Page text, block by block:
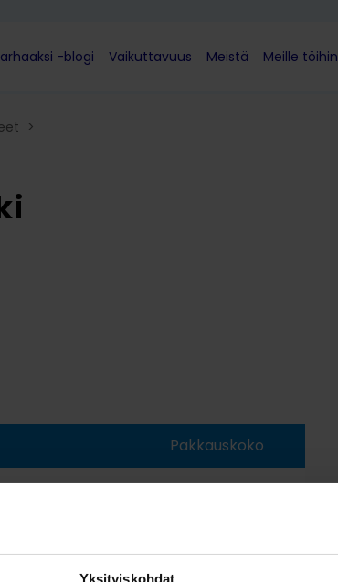
Yksityiskohdat
-blogi Vaikuttavuus Meistä Meille töihin
>
Pakkauskoko
50
& Co. GmbH.